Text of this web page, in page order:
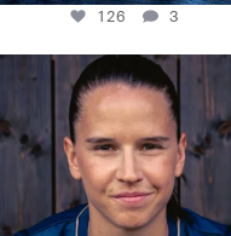
126 3
NIE USENAND GAH
Some anniversaries
291
5